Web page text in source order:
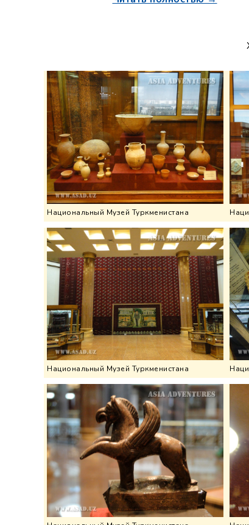
Национальный Музей Туркменистана
Национальный Музей Туркменистана